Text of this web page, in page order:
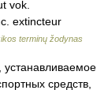
vok.
extincteur
terminų žodynas
устанавливаемое
средств,